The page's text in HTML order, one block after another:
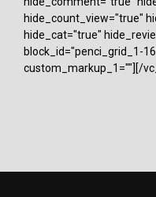
hide_count_view="true"
hide_cat="true"
block_id="penci_grid_1-
custom_markup_1=""][/